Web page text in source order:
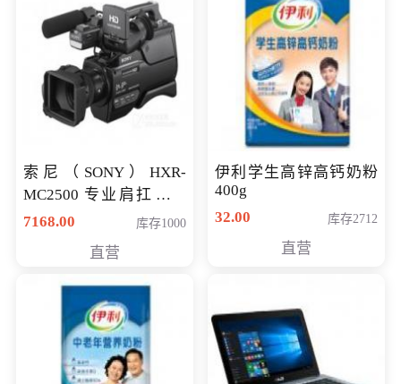
索尼（SONY）HXR-
MC2500 专业肩扛式存
储卡全高清摄录一体机
清入门级摄像机
7168.00 库存1000
直营
伊利学生高锌高钙奶粉
400g
32.00
库存2712
直营